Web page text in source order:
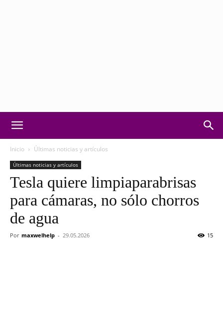
Noticias
Inicio Últimas noticias y artículos
Últimas noticias y artículos
Tesla quiere limpiaparabrisas
para cámaras, no sólo chorros
de agua
Por maxwelhelp - 29.05.2026 15